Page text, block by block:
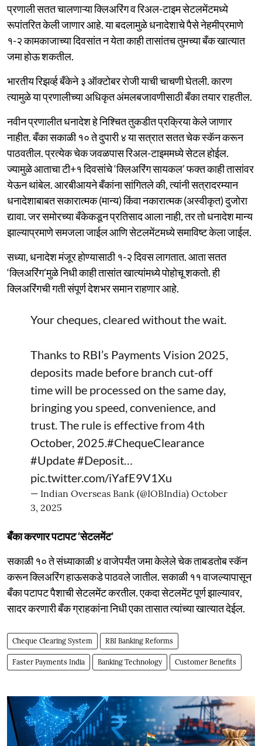
प्रणाली सतत चालणाऱ्या क्लिअरिंग व रिअल-टाइम सेटलमेंटमध्ये
रूपांतरित केली जाणार आहे. या बदलामुळे धनादेशाचे पैसे नेहमीप्रमाणे
१-२ कामकाजाच्या दिवसांत न येता काही तासांतच तुमच्या बँक खात्यात
जमा होऊ शकतील.
भारतीय रिझर्व्ह बँकेने ३ ऑक्टोबर रोजी याची चाचणी घेतली. कारण
त्यामुळे या प्रणालीच्या अधिकृत अंमलबजावणीसाठी बँका तयार राहतील.
नवीन प्रणालीत धनादेश हे निश्चित तुकडीत प्रक्रिया केले जाणार
नाहीत. बँका सकाळी १० ते दुपारी ४ या सत्रात सतत चेक स्कॅन करून
पाठवतील. प्रत्येक चेक जवळपास रिअल-टाइममध्ये सेटल होईल.
ज्यामुळे आताचा टी+१ दिवसांचे ‘क्लिअरिंग सायकल’ फक्त काही तासांवर
येऊन थांबेल. आरबीआयने बँकांना सांगितले की, त्यांनी सत्रादरम्यान
धनादेशाबाबत सकारात्मक (मान्य) किंवा नकारात्मक (अस्वीकृत) दुजोरा
द्यावा. जर समोरच्या बँकेकडून प्रतिसाद आला नाही, तर तो धनादेश मान्य
झाल्याप्रमाणे समजला जाईल आणि सेटलमेंटमध्ये समाविष्ट केला जाईल.
सध्या, धनादेश मंजूर होण्यासाठी १-२ दिवस लागतात. आता सतत
‘क्लिअरिंग’मुळे निधी काही तासांत खात्यांमध्ये पोहोचू शकतो. ही
क्लिअरिंगची गती संपूर्ण देशभर समान राहणार आहे.
Your cheques, cleared without the wait.
Thanks to RBI’s Payments Vision 2025,
deposits made before branch cut-off
time will be processed on the same day,
bringing you speed, convenience, and
trust. The rule is effective from 4th
October, 2025. #ChequeClearance
#Update#Deposit …
pic.twitter.com/iYafE9V1Xu
— Indian Overseas Bank (@IOBIndia) October
3, 2025
बँका करणार पटापट ‘सेटलमेंट’
सकाळी १० ते संध्याकाळी ४ वाजेपर्यंत जमा केलेले चेक ताबडतोब स्कॅन
करून क्लिअरिंग हाऊसकडे पाठवले जातील. सकाळी ११ वाजल्यापासून
बँका पटापट पैशाची सेटलमेंट करतील. एकदा सेटलमेंट पूर्ण झाल्यावर,
सादर करणारी बँक ग्राहकांना निधी एका तासात त्यांच्या खात्यात देईल.
Cheque Clearing System RBI Banking Reforms
Faster Payments India Banking Technology Customer Benefits